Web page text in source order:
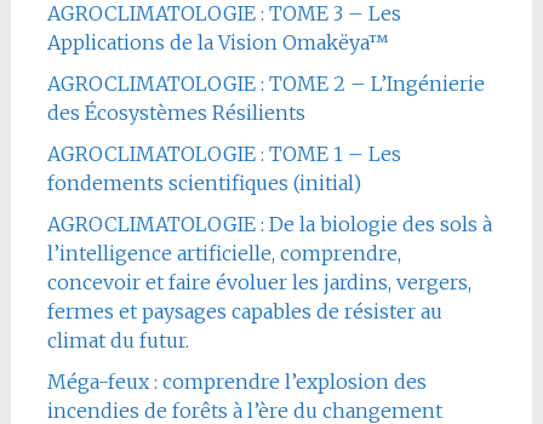
AGROCLIMATOLOGIE : TOME 3 – Les
Applications de la Vision Omakëya™
AGROCLIMATOLOGIE : TOME 2 – L’Ingénierie
des Écosystèmes Résilients
AGROCLIMATOLOGIE : TOME 1 – Les
fondements scientifiques (initial)
AGROCLIMATOLOGIE : De la biologie des sols à
l’intelligence artificielle, comprendre,
concevoir et faire évoluer les jardins, vergers,
fermes et paysages capables de résister au
climat du futur.
Méga-feux : comprendre l’explosion des
incendies de forêts à l’ère du changement